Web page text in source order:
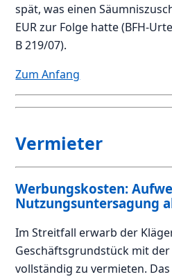
spät, was einen
EUR zur Folge hatte (BFH-
B 219/07).
Zum Anfang
Vermieter
Werbungskosten:
Nutzungsuntersagung
Im Streitfall erwarb der
Geschäftsgrundstück mit
vollständig zu vermieten.